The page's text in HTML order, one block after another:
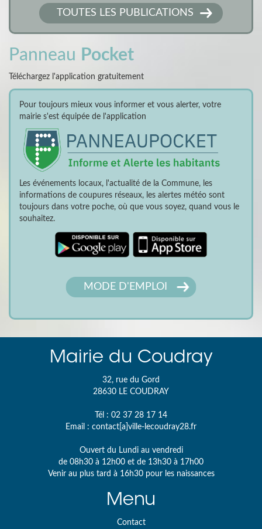
TOUTES LES PUBLICATIONS
Panneau Pocket
Téléchargez l'application gratuitement
Pour toujours mieux vous informer et vous alerter, votre
mairie s'est équipée de l'application
Les événements locaux, l'actualité de la Commune, les
informations de coupures réseaux, les alertes météo sont
toujours dans votre poche, où que vous soyez, quand vous le
souhaitez.
MODE D'EMPLOI
Mairie du Coudray
32, rue du Gord
28630 LE COUDRAY
Tél : 02 37 28 17 14
Email : contact[a]ville-lecoudray28.fr
Ouvert du Lundi au vendredi
de 08h30 à 12h00 et de 13h30 à 17h00
Venir au plus tard à 16h30 pour les naissances
Menu
Contact